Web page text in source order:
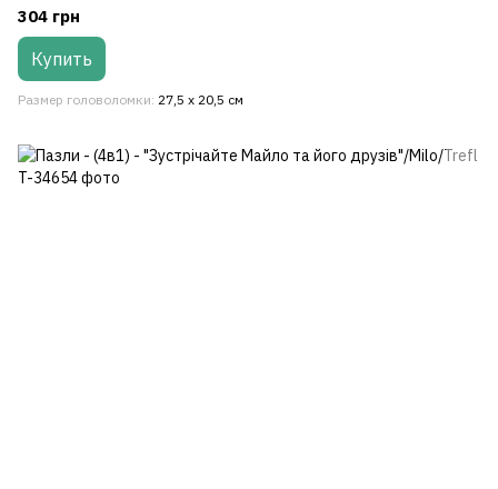
304 грн
Купить
Размер головоломки 27,5 x 20,5 см